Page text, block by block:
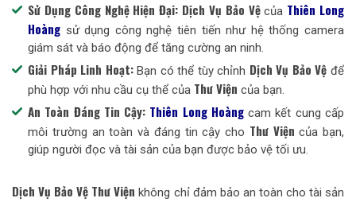
Sử Dụng Công Nghệ Hiện Đại: Dịch Vụ Bảo Vệcủa Thiên Long
Hoàng sử dụng công nghệ tiên tiến như hệ thống camera
giám sát và báo động để tăng cường an ninh.
Giải Pháp Linh Hoạt:Bạn có thể tùy chỉnh Dịch Vụ Bảo Vệ để
phù hợp với nhu cầu cụ thể của Thư Viện của bạn.
An Toàn Đáng Tin Cậy: Thiên Long Hoàngcam kết cung cấp
môi trường an toàn và đáng tin cậy cho Thư Viện của bạn,
giúp người đọc và tài sản của bạn được bảo vệ tối ưu.
Dịch Vụ Bảo Vệ Thư Viện không chỉ đảm bảo an toàn cho tài sản